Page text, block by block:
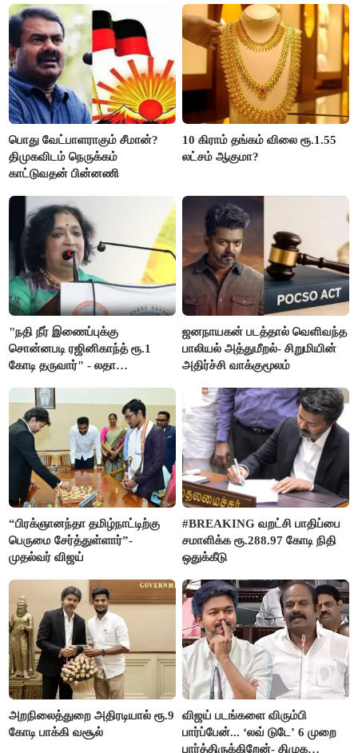
பொது வேட்பாளராகும் சீமான்?
திமுகவிடம் நெருக்கம்
காட்டுவதன் பின்னணி
10 கிராம் தங்கம் விலை ரூ.1.55
லட்சம் ஆகுமா?
"நதி நீர் இணைப்புக்கு
சொன்னபடி ரஜினிகாந்த் ரூ.1
கோடி தருவார்" - லதா
ஜனநாயகன் படத்தால் வெளிவந்த
பாலியல் அத்துமீறல்- சிறுமியின்
அதிர்ச்சி வாக்குமூலம்
“பிரக்ஞானந்தா தமிழ்நாட்டிற்கு
பெருமை சேர்த்துள்ளார்”-
முதல்வர் விஜய்
#BREAKING வறட்சி பாதிப்பை
சமாளிக்க ரூ.288.97 கோடி நிதி
ஒதுக்கீடு
அறநிலைத்துறை அதிரடியால் ரூ.9
கோடி பாக்கி வசூல்
விஜய் படங்களை விரும்பி
பார்ப்பேன்... ‘லவ் டுடே’ 6 முறை
பார்த்திருக்கிறேன்- திமுக